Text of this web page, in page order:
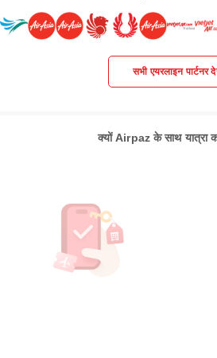
सभी एयरलाइन पार्टनर
क्यों Airpaz के साथ यात्रा